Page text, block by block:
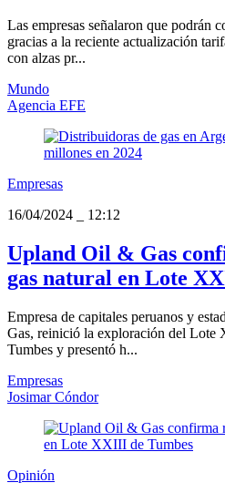
Las empresas señalaron que podrán
gracias a la reciente actualización
con alzas pr...
Mundo
Agencia EFE
Empresas
16/04/2024
12:12
Upland Oil & Gas
gas natural en Lote
Empresa de capitales peruanos y
Gas, reinició la exploración del Lote
Tumbes y presentó h...
Empresas
Josimar Cóndor
Opinión